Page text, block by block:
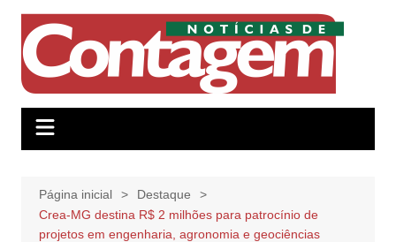
conteúdo
Página inicial
Destaque
Crea-MG destina R$ 2 milhões para patrocínio de
projetos em engenharia, agronomia e geociências